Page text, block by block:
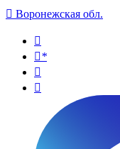
 Воронежская обл.

*

